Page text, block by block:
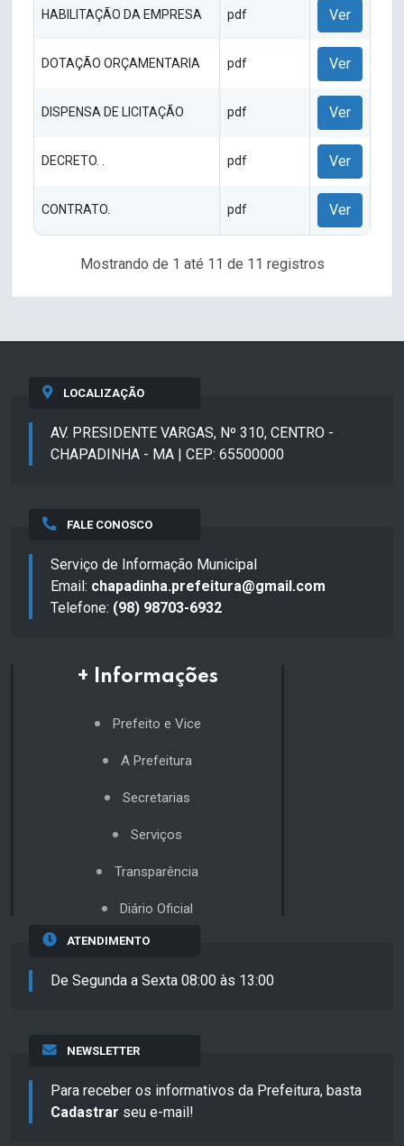
HABILITAÇÃO DA EMPRESA pdf Ver
DOTAÇÃO ORÇAMENTARIA pdf Ver
DISPENSA DE LICITAÇÃO pdf Ver
DECRETO. . pdf Ver
CONTRATO. pdf Ver
Mostrando de 1 até 11 de 11 registros
LOCALIZAÇÃO
AV. PRESIDENTE VARGAS, Nº 310, CENTRO -
CHAPADINHA - MA | CEP: 65500000
FALE CONOSCO
Serviço de Informação Municipal
Email: chapadinha.prefeitura@gmail.com
Telefone: (98) 98703-6932
+ Informações
Prefeito e Vice
A Prefeitura
Secretarias
Serviços
Transparência
Diário Oficial
ATENDIMENTO
De Segunda a Sexta 08:00 às 13:00
NEWSLETTER
Para receber os informativos da Prefeitura, basta
Cadastrar seu e-mail!